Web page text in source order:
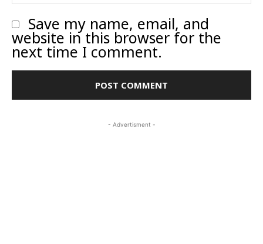
Save my name, email, and
website in this browser for the
next time I comment.
- Advertisment -